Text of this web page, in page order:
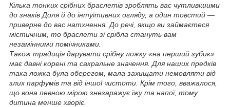
Кілька тонких срібних браслетів зроблять вас чутливішими
до знаків Доля й до інтуїтивних огляду, а один товстий —
приверне до вас натхнення. До речі, якщо ви займаєтеся
містичним, то браслети зі срібла стануть вам
незамінними помічниками.
Також традиція дарувати срібну ложку «на перший зубик»
має давні корені та сакральне значення. Для наших предків
така ложка була оберегом, мала захищати немовляти від
злих парфумів та від іншої чистоти. Крім того, вважалося,
що вона певною мірою знезаражує їжу та напої, тому
дитина менше хворіє.